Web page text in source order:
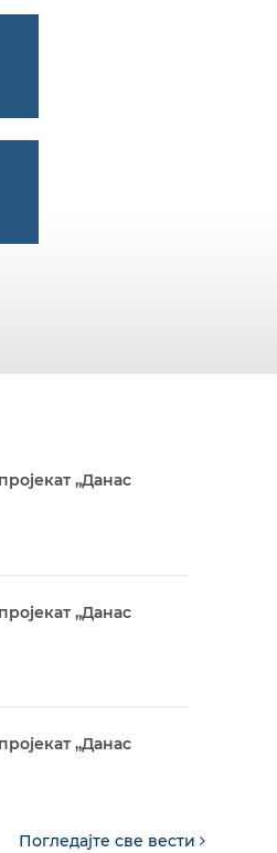
„Данас
„Данас
„Данас
Погледајте све вести